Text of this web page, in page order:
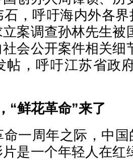
，呼吁海内外各
案调查孙林先生被
会公开案件相关细
帖，呼吁江苏省政
“鲜花革命”来了
一周年之际，中国
是一个年轻人在红